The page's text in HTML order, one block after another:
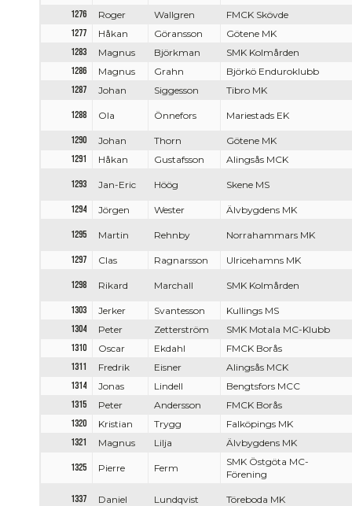
1276 Roger Wallgren
FMCK Skövde
1277
Håkan Göransson
Götene MK
1283
Magnus Björkman
SMK Kolmården
1286
Magnus Grahn
Björkö Enduroklubb
1287
Johan Siggesson Tibro MK
1288 Ola Önnefors Mariestads EK
1290 Johan Thorn
Götene MK
1291
Håkan Gustafsson Alingsås MCK
1293 Jan-Eric Höög Skene MS
1294 Jörgen Wester Älvbygdens MK
1295 Martin Rehnby Norrahammars MK
1297 Clas Ragnarsson Ulricehamns MK
1298 Rikard Marchall SMK Kolmården
1303 Jerker Svantesson
Kullings MS
1304
Peter Zetterström
SMK Motala MC-Klubb
1310
Oscar Ekdahl
FMCK Borås
1311
Fredrik Eisner
Alingsås MCK
1314
Jonas Lindell
Bengtsfors MCC
1315
Peter Andersson
FMCK Borås
1320
Kristian Trygg
Falköpings MK
1321
Magnus Lilja Älvbygdens MK
1325 Pierre Ferm
SMK Östgöta MC-
Förening
1337 Daniel Lundqvist Töreboda MK